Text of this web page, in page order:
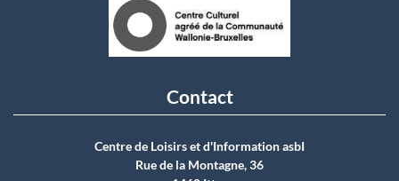
Contact
Centre de Loisirs et d'Information asbI
Rue de la Montagne, 36